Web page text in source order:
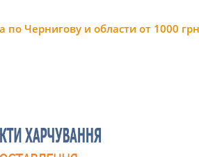
по Чернигову и области от 1000